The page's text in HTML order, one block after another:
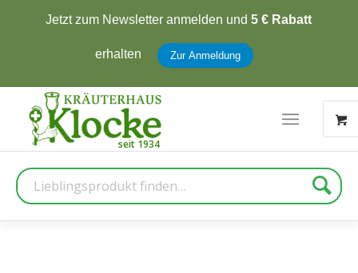
Jetzt zum Newsletter anmelden und5 € Rabatt
erhalten Zur Anmeldung
Suche